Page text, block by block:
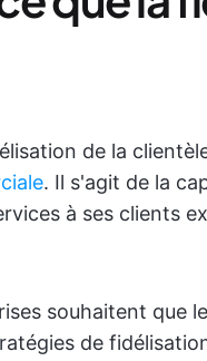
de la
. Il s'agit de la
à ses clients
souhaitent que
de